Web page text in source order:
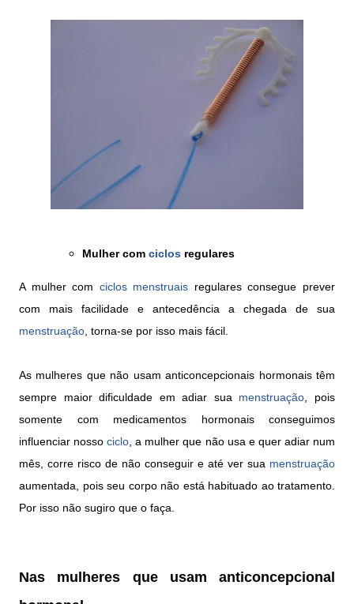
Mulher com ciclos regulares
A mulher com ciclos menstruais regulares consegue prever
com mais facilidade e antecedência a chegada de sua
menstruação , torna-se por isso mais fácil.
As mulheres que não usam anticoncepcionais hormonais têm
sempre maior dificuldade em adiar sua menstruação , pois
somente com medicamentos hormonais conseguimos
influenciar nossociclo , a mulher que não usa e quer adiar num
mês, corre risco de não conseguir e até ver sua menstruação
aumentada, pois seu corpo não está habituado ao tratamento.
Por isso não sugiro que o faça.
Nas mulheres que usam anticoncepcional